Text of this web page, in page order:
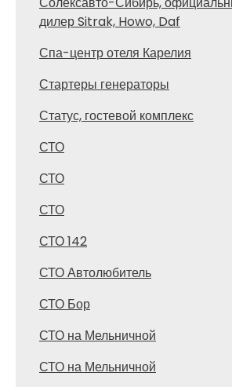
дилер Sitrak, Howo, Daf
Спа-центр отеля Карелия
Стартеры генераторы
Статус, гостевой комплекс
СТО
СТО
СТО
СТО 142
СТО Автолюбитель
СТО Бор
СТО на Мельничной
СТО на Мельничной